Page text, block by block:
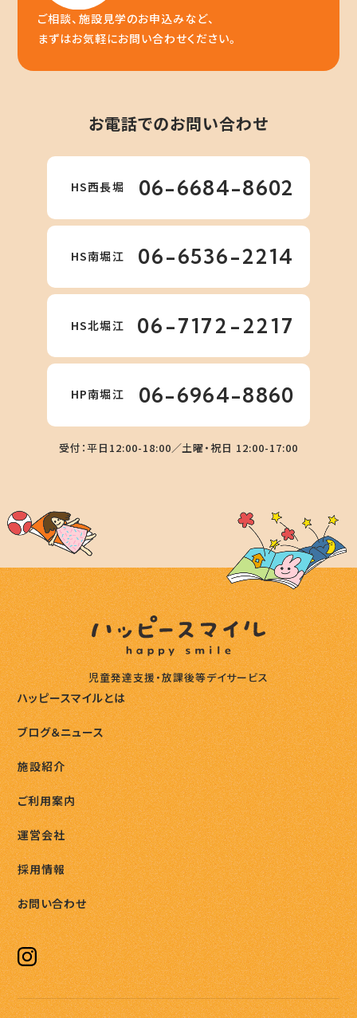
ご相談、施設見学のお申込みなど、
まずはお気軽にお問い合わせください。
お電話でのお問い合わせ
HS西長堀 06-6684-8602
HS南堀江 06-6536-2214
HS北堀江 06-7172-2217
HP南堀江 06-6964-8860
受付：平日12:00-18:00／土曜・祝日 12:00-17:00
児童発達支援・放課後等デイサービス
ハッピースマイルとは
ブログ＆ニュース
施設紹介
ご利用案内
運営会社
採用情報
お問い合わせ